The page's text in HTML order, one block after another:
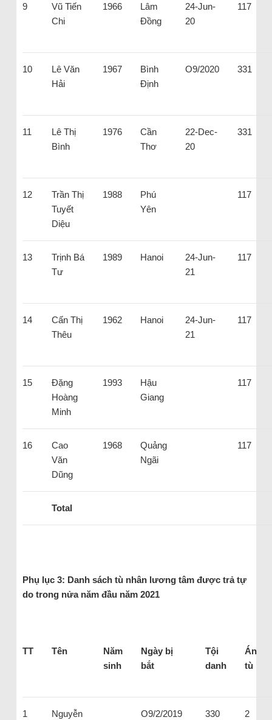
9
Vũ Tiến
Chi
1966
Lâm
Đồng
24-Jun-
20
117
10
Lê Văn
Hải
1967
Bình
Định
O9/2020 331
11
Lê Thị
Bình
1976
Cần
Thơ
22-Dec-
20
331
12
Trần Thị
Tuyết
Diệu
1988
Phú
Yên
117
13
Trịnh Bá
Tư
1989 Hanoi
24-Jun-
21
117
14
Cấn Thị
Thêu
1962 Hanoi
24-Jun-
21
117
15
Đặng
Hoàng
Minh
1993
Hậu
Giang
117
16
Cao
Văn
Dũng
1968
Quảng
Ngãi
117
Total
Phụ lục 3: Danh sách tù nhân lương tâm được trả tự
do trong nửa năm đầu năm 2021
TT Tên
Năm
sinh
Ngày bị
bắt
Tội
danh
Án
tù
1 Nguyễn O9/2/2019 330 2